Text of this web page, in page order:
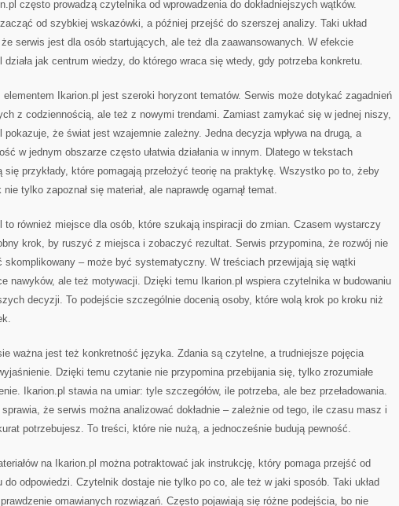
często prowadzą czytelnika od wprowadzenia do dokładniejszych wątków.
od szybkiej wskazówki, a później przejść do szerszej analizy. Taki układ
serwis jest dla osób startujących, ale też dla zaawansowanych. W efekcie
działa jak centrum wiedzy, do którego wraca się wtedy, gdy potrzeba konkretu.
elementem Ikarion.pl jest szeroki horyzont tematów. Serwis może dotykać zagadnień
z codziennością, ale też z nowymi trendami. Zamiast zamykać się w jednej niszy,
pokazuje, że świat jest wzajemnie zależny. Jedna decyzja wpływa na drugą, a
w jednym obszarze często ułatwia działania w innym. Dlatego w tekstach
się przykłady, które pomagają przełożyć teorię na praktykę. Wszystko po to, żeby
tylko zapoznał się materiał, ale naprawdę ogarnął temat.
to również miejsce dla osób, które szukają inspiracji do zmian. Czasem wystarczy
krok, by ruszyć z miejsca i zobaczyć rezultat. Serwis przypomina, że rozwój nie
skomplikowany – może być systematyczny. W treściach przewijają się wątki
nawyków, ale też motywacji. Dzięki temu Ikarion.pl wspiera czytelnika w budowaniu
decyzji. To podejście szczególnie docenią osoby, które wolą krok po kroku niż
ważna jest też konkretność języka. Zdania są czytelne, a trudniejsze pojęcia
Dzięki temu czytanie nie przypomina przebijania się, tylko zrozumiałe
Ikarion.pl stawia na umiar: tyle szczegółów, ile potrzeba, ale bez przeładowania.
że serwis można analizować dokładnie – zależnie od tego, ile czasu masz i
potrzebujesz. To treści, które nie nużą, a jednocześnie budują pewność.
na Ikarion.pl można potraktować jak instrukcję, który pomaga przejść od
do odpowiedzi. Czytelnik dostaje nie tylko po co, ale też w jaki sposób. Taki układ
omawianych rozwiązań. Często pojawiają się różne podejścia, bo nie